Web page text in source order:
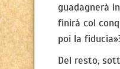
guadagnerà
finirà col
poi la
Del resto,